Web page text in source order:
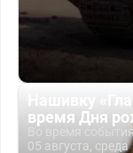
Нашивку
время Дня
Во время
05 августа, среда